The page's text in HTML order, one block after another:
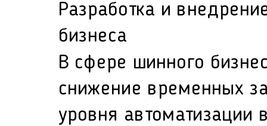
Разработка и
бизнеса
В сфере шинного
снижение временных
уровня автоматизации